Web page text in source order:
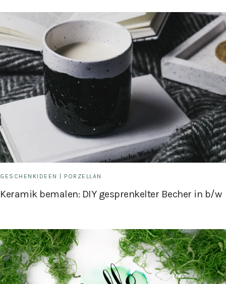
GESCHENKIDEEN | PORZELLAN
Keramik bemalen: DIY gesprenkelter Becher in b/w